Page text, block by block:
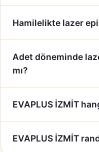
Hamilelikte lazer
Adet döneminde
mı?
EVAPLUS İZMİT
EVAPLUS İZMİT